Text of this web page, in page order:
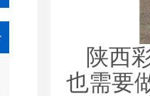
陕西
也需要